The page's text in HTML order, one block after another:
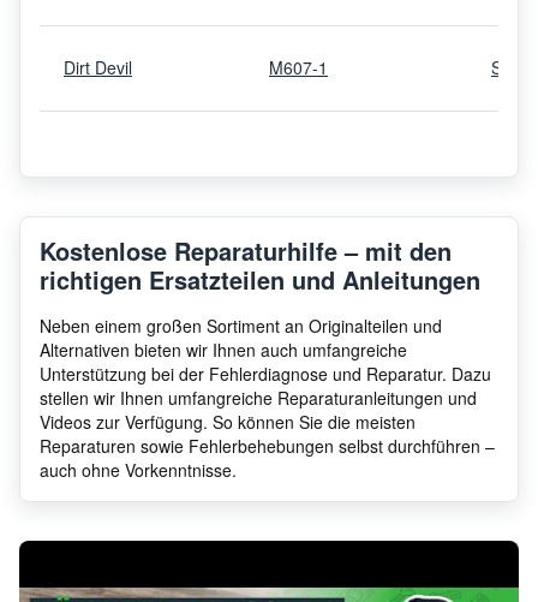
Dirt Devil M607-1
Kostenlose Reparaturhilfe – mit den
richtigen Ersatzteilen und Anleitungen
Neben einem großen Sortiment an Originalteilen und
Alternativen bieten wir Ihnen auch umfangreiche
Unterstützung bei der Fehlerdiagnose und Reparatur. Dazu
stellen wir Ihnen umfangreiche Reparaturanleitungen und
Videos zur Verfügung. So können Sie die meisten
Reparaturen sowie Fehlerbehebungen selbst durchführen –
auch ohne Vorkenntnisse.